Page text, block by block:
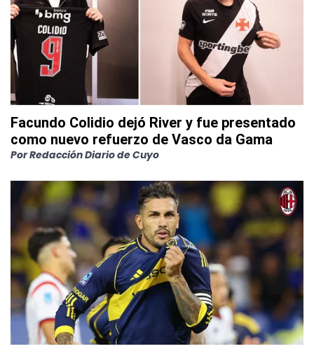
Facundo Colidio dejó River y fue presentado
como nuevo refuerzo de Vasco da Gama
PorRedacción Diario de Cuyo